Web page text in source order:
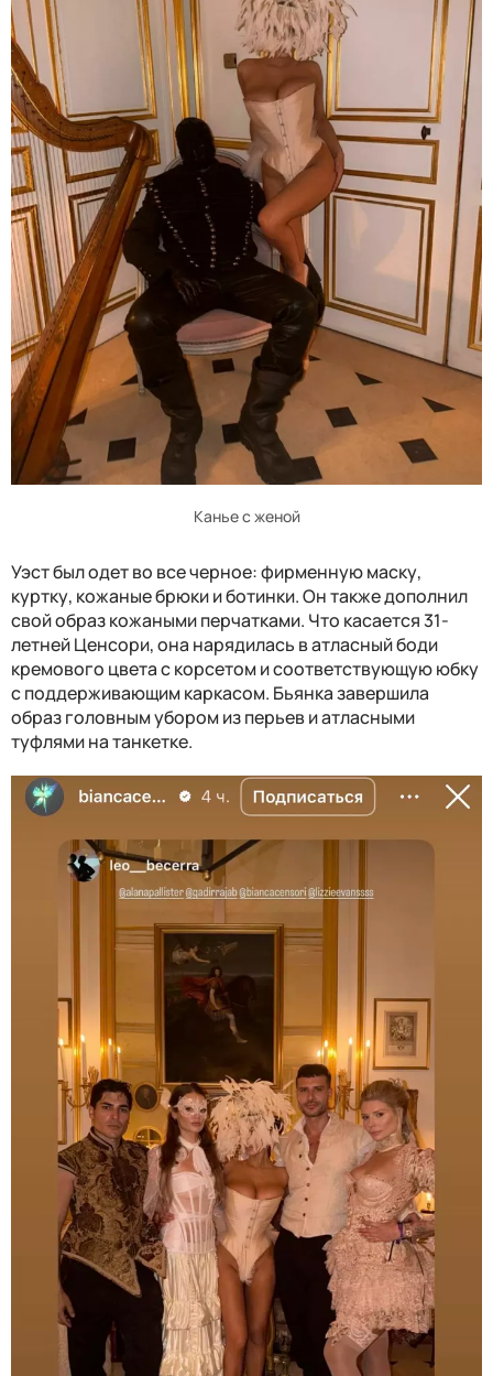
Канье с женой
Уэст был одет во все черное: фирменную маску,
куртку, кожаные брюки и ботинки. Он также дополнил
свой образ кожаными перчатками. Что касается 31-
летней Ценсори, она нарядилась в атласный боди
кремового цвета с корсетом и соответствующую юбку
с поддерживающим каркасом. Бьянка завершила
образ головным убором из перьев и атласными
туфлями на танкетке.